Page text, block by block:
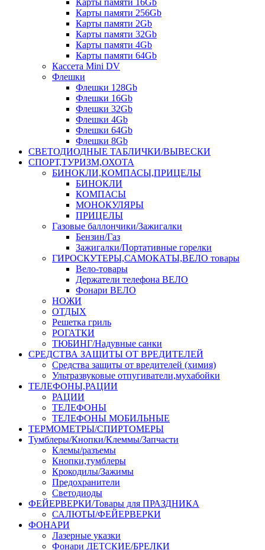
Карты памяти 16Gb
Карты памяти 256Gb
Карты памяти 2Gb
Карты памяти 32Gb
Карты памяти 4Gb
Карты памяти 64Gb
Кассета Mini DV
Флешки
Флешки 128Gb
Флешки 16Gb
Флешки 32Gb
Флешки 4Gb
Флешки 64Gb
Флешки 8Gb
СВЕТОДИОДНЫЕ ТАБЛИЧКИ/ВЫВЕСКИ
СПОРТ,ТУРИЗМ,ОХОТА
БИНОКЛИ,КОМПАСЫ,ПРИЦЕЛЫ
БИНОКЛИ
КОМПАСЫ
МОНОКУЛЯРЫ
ПРИЦЕЛЫ
Газовые баллончики/Зажигалки
Бензин/Газ
Зажигалки/Портативные горелки
ГИРОСКУТЕРЫ,САМОКАТЫ,ВЕЛО товары
Вело-товары
Держатели телефона ВЕЛО
Фонари ВЕЛО
НОЖИ
ОТДЫХ
Решетка гриль
РОГАТКИ
ТЮБИНГ/Надувные санки
СРЕДСТВА ЗАЩИТЫ ОТ ВРЕДИТЕЛЕЙ
Средства защиты от вредителей (химия)
Ультразвуковые отпугиватели,мухабойки
ТЕЛЕФОНЫ,РАЦИИ
РАЦИИ
ТЕЛЕФОНЫ
ТЕЛЕФОНЫ МОБИЛЬНЫЕ
ТЕРМОМЕТРЫ/СПИРТОМЕРЫ
Тумблеры/Кнопки/Клеммы/Запчасти
Клемы/разъемы
Кнопки,тумблеры
Крокодилы/Зажимы
Предохранители
Светодиоды
ФЕЙЕРВЕРКИ/Товары для ПРАЗДНИКА
САЛЮТЫ/ФЕЙЕРВЕРКИ
ФОНАРИ
Лазерные указки
Фонари ДЕТСКИЕ/БРЕЛКИ